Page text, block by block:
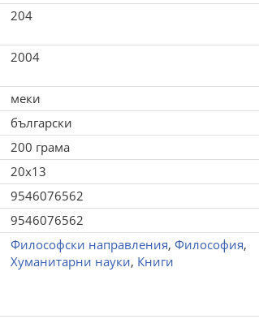
204
2004
меки
български
200 грама
20x13
9546076562
9546076562
Философски направления, Философия,
Хуманитарни науки, Книги